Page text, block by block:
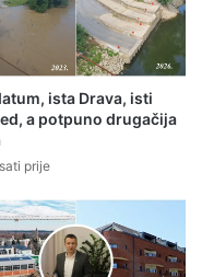
ista Drava, isti
a potpuno drugačija
prije